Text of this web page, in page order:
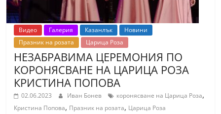
k
a
z
a
n
l
a
Видео Галерия Казанлък
Новини
Празник на розата
Царица Роза
НЕЗАБРАВИМА ЦЕРЕМОНИЯ ПО
КОРОНЯСВАНЕ НА ЦАРИЦА РОЗА
КРИСТИНА ПОПОВА
02.06.2023 Иван Бонев коронясване на Царица Роза,
Кристина Попова, Празник на розата, Царица Роза